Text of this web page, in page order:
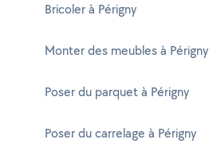
Bricoler à Périgny
Monter des meubles à Périgny
Poser du parquet à Périgny
Poser du carrelage à Périgny